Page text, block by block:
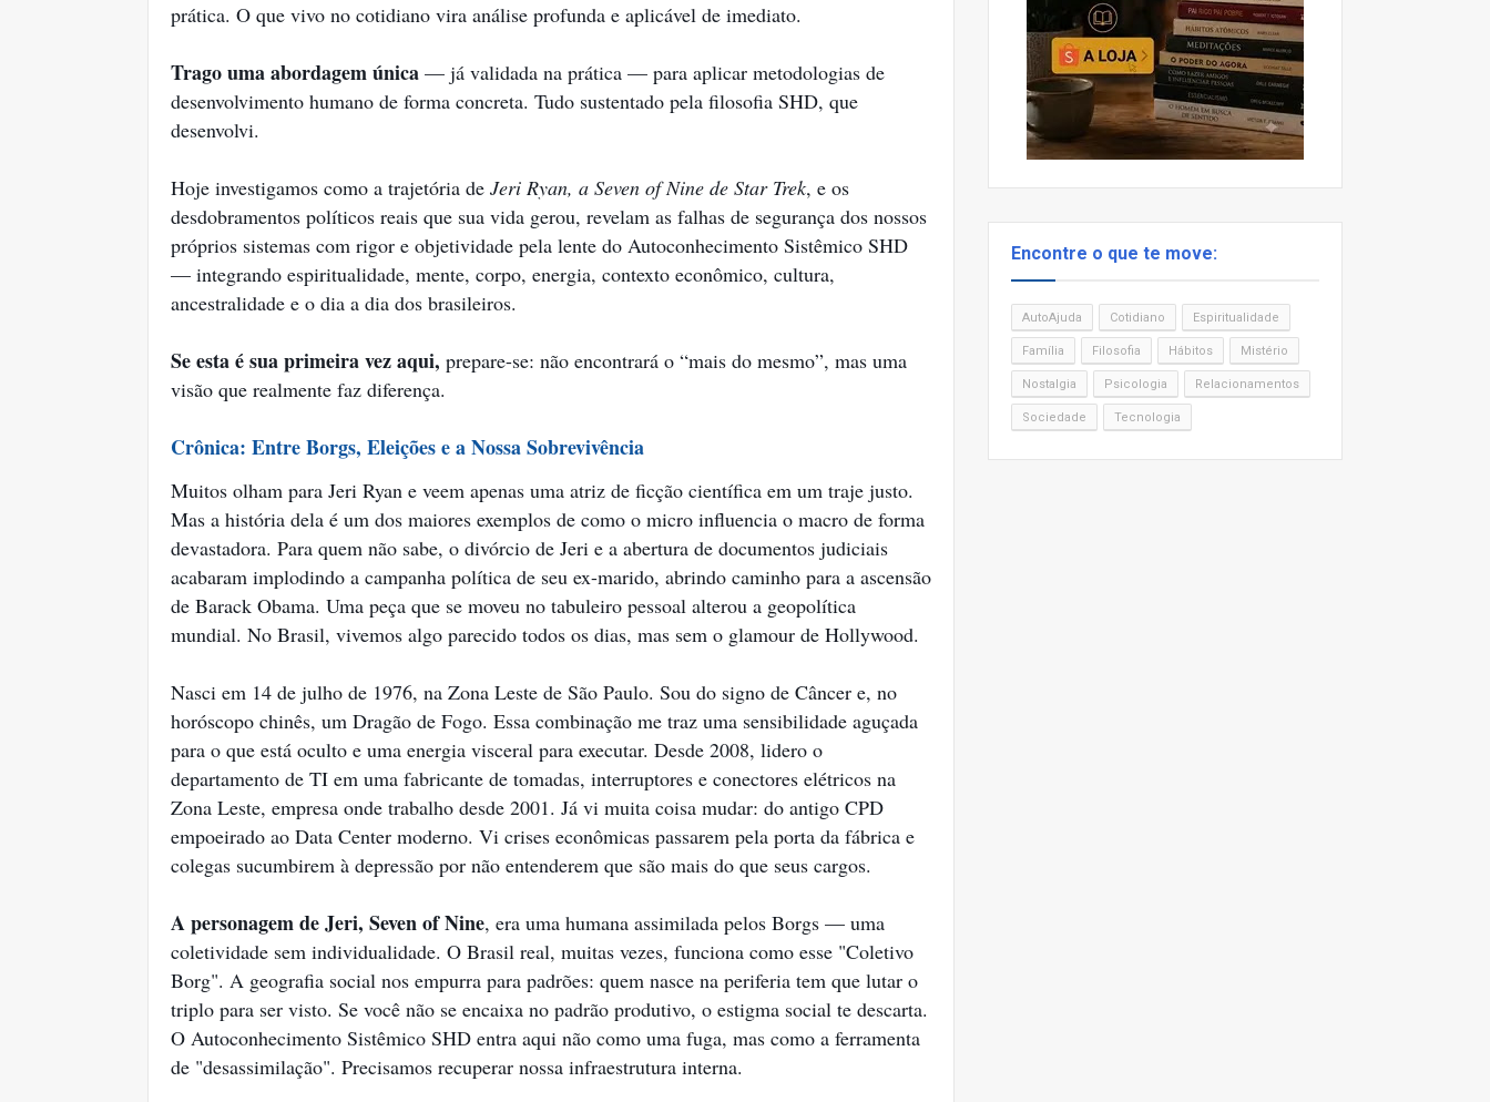
prática. O que vivo no cotidiano vira análise profunda e aplicável de imediato.
Trago uma abordagem única — já validada na prática — para aplicar metodologias de
desenvolvimento humano de forma concreta. Tudo sustentado pela filosofia SHD, que
desenvolvi.
Hoje investigamos como a trajetória de Jeri Ryan, a Seven of Nine de Star Trek, e os
desdobramentos políticos reais que sua vida gerou, revelam as falhas de segurança dos nossos
próprios sistemas com rigor e objetividade pela lente do Autoconhecimento Sistêmico SHD
— integrando espiritualidade, mente, corpo, energia, contexto econômico, cultura,
ancestralidade e o dia a dia dos brasileiros.
Se esta é sua primeira vez aqui, prepare-se: não encontrará o “mais do mesmo”, mas uma
visão que realmente faz diferença.
Crônica: Entre Borgs, Eleições e a Nossa Sobrevivência
Muitos olham para Jeri Ryan e veem apenas uma atriz de ficção científica em um traje justo.
Mas a história dela é um dos maiores exemplos de como o micro influencia o macro de forma
devastadora. Para quem não sabe, o divórcio de Jeri e a abertura de documentos judiciais
acabaram implodindo a campanha política de seu ex-marido, abrindo caminho para a ascensão
de Barack Obama. Uma peça que se moveu no tabuleiro pessoal alterou a geopolítica
mundial. No Brasil, vivemos algo parecido todos os dias, mas sem o glamour de Hollywood.
Nasci em 14 de julho de 1976, na Zona Leste de São Paulo. Sou do signo de Câncer e, no
horóscopo chinês, um Dragão de Fogo. Essa combinação me traz uma sensibilidade aguçada
para o que está oculto e uma energia visceral para executar. Desde 2008, lidero o
departamento de TI em uma fabricante de tomadas, interruptores e conectores elétricos na
Zona Leste, empresa onde trabalho desde 2001. Já vi muita coisa mudar: do antigo CPD
empoeirado ao Data Center moderno. Vi crises econômicas passarem pela porta da fábrica e
colegas sucumbirem à depressão por não entenderem que são mais do que seus cargos.
A personagem de Jeri, Seven of Nine, era uma humana assimilada pelos Borgs — uma
coletividade sem individualidade. O Brasil real, muitas vezes, funciona como esse "Coletivo
Borg". A geografia social nos empurra para padrões: quem nasce na periferia tem que lutar o
triplo para ser visto. Se você não se encaixa no padrão produtivo, o estigma social te descarta.
O Autoconhecimento Sistêmico SHD entra aqui não como uma fuga, mas como a ferramenta
de "desassimilação". Precisamos recuperar nossa infraestrutura interna.
Encontre o que te move:
AutoAjuda Cotidiano Espiritualidade
Família Filosofia Hábitos Mistério
Nostalgia Psicologia Relacionamentos
Sociedade Tecnologia